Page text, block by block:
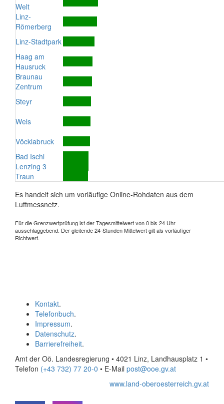
Welt
Linz-
Römerberg
Linz-Stadtpark
Haag am
Hausruck
Braunau
Zentrum
Steyr
Wels
Vöcklabruck
Bad Ischl
Lenzing 3
Traun
Es handelt sich um vorläufige Online-Rohdaten aus dem
Luftmessnetz.
Für die Grenzwertprüfung ist der Tagesmittelwert von 0 bis 24 Uhr
ausschlaggebend. Der gleitende 24-Stunden Mittelwert gilt als vorläufiger
Richtwert.
Kontakt.
Telefonbuch.
Impressum.
Datenschutz.
Barrierefreiheit.
Amt der Oö. Landesregierung • 4021 Linz, Landhausplatz 1 •
Telefon (+43 732) 77 20-0 • E-Mail post@ooe.gv.at
www.land-oberoesterreich.gv.at